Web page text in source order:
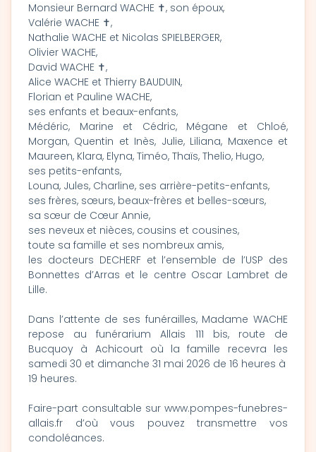
Monsieur Bernard WACHE ✝, son époux,
Valérie WACHE ✝,
Nathalie WACHE et Nicolas SPIELBERGER,
Olivier WACHE,
David WACHE ✝,
Alice WACHE et Thierry BAUDUIN,
Florian et Pauline WACHE,
ses enfants et beaux-enfants,
Médéric, Marine et Cédric, Mégane et Chloé,
Morgan, Quentin et Inès, Julie, Liliana, Maxence et
Maureen, Klara, Elyna, Timéo, Thaïs, Thelio, Hugo,
ses petits-enfants,
Louna, Jules, Charline, ses arrière-petits-enfants,
ses frères, sœurs, beaux-frères et belles-sœurs,
sa sœur de Cœur Annie,
ses neveux et nièces, cousins et cousines,
toute sa famille et ses nombreux amis,
les docteurs DECHERF et l’ensemble de l’USP des
Bonnettes d’Arras et le centre Oscar Lambret de
Lille.
Dans l’attente de ses funérailles, Madame WACHE
repose au funérarium Allais 111 bis, route de
Bucquoy à Achicourt où la famille recevra les
samedi 30 et dimanche 31 mai 2026 de 16 heures à
19 heures.
Faire-part consultable sur www.pompes-funebres-
allais.fr d’où vous pouvez transmettre vos
condoléances.